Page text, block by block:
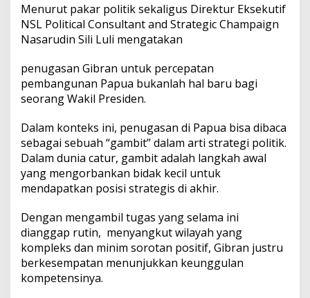
Menurut pakar politik sekaligus Direktur Eksekutif
NSL Political Consultant and Strategic Champaign
Nasarudin Sili Luli mengatakan
penugasan Gibran untuk percepatan
pembangunan Papua bukanlah hal baru bagi
seorang Wakil Presiden.
Dalam konteks ini, penugasan di Papua bisa dibaca
sebagai sebuah “gambit” dalam arti strategi politik.
Dalam dunia catur, gambit adalah langkah awal
yang mengorbankan bidak kecil untuk
mendapatkan posisi strategis di akhir.
Dengan mengambil tugas yang selama ini
dianggap rutin, menyangkut wilayah yang
kompleks dan minim sorotan positif, Gibran justru
berkesempatan menunjukkan keunggulan
kompetensinya.